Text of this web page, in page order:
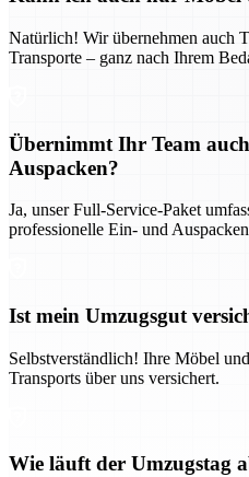
Natürlich! Wir übernehmen auch
Transporte – ganz nach Ihrem
Übernimmt Ihr Team
Auspacken?
Ja, unser Full-Service-Paket
professionelle Ein- und
Ist mein Umzugsgut
Selbstverständlich! Ihre Möbel
Transports über uns versichert.
Wie läuft der Umzugstag